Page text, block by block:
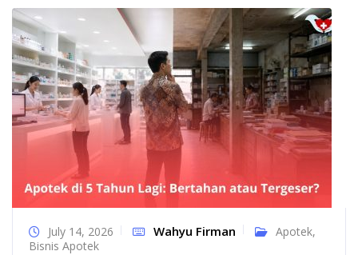
July 14, 2026 Wahyu Firman Apotek,
Bisnis Apotek